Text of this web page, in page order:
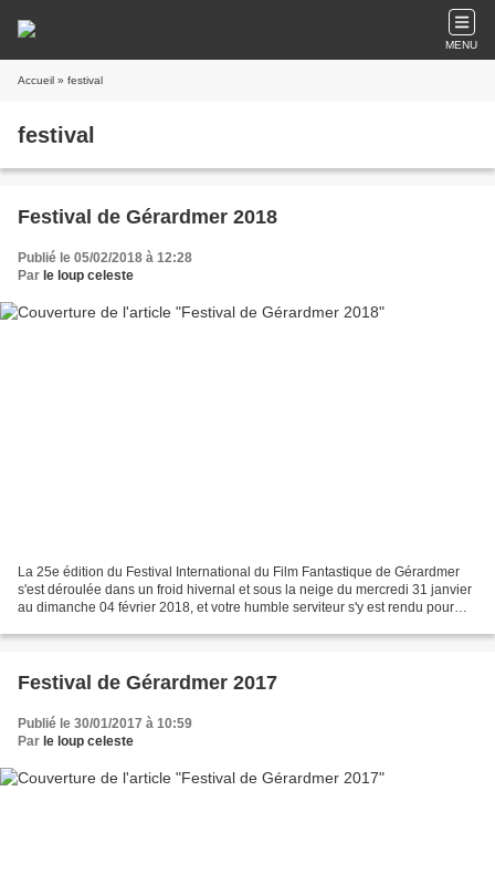
MENU
Accueil » festival
festival
Festival de Gérardmer 2018
Publié le 05/02/2018 à 12:28
Par le loup celeste
La 25e édition du Festival International du Film Fantastique de Gérardmer
s'est déroulée dans un froid hivernal et sous la neige du mercredi 31 janvier
au dimanche 04 février 2018, et votre humble serviteur s'y est rendu pour
Festival de Gérardmer 2017
Publié le 30/01/2017 à 10:59
Par le loup celeste